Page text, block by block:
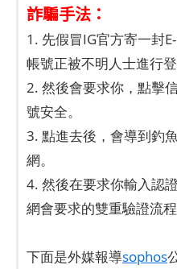
詐騙手法：
1. 先假冒IG官方寄一封
帳號正被不明人士進行登
2. 然後會要求你，點擊
號安全。
3. 點進去後，會導到釣
網。
4. 然後在要求你輸入認
網會要求的雙重驗證流程
下面是外媒報導sophos